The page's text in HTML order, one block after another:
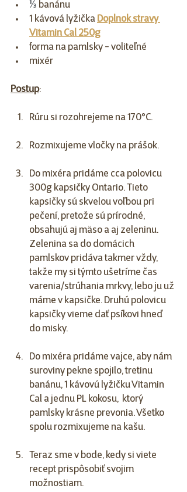
⅓ banánu
1 kávová lyžička Doplnok stravy
Vitamin Cal 250g
forma na pamlsky - voliteľné
mixér
Postup:
Rúru si rozohrejeme na 170°C.
Rozmixujeme vločky na prášok.
Do mixéra pridáme cca polovicu
300g kapsičky Ontario. Tieto
kapsičky sú skvelou voľbou pri
pečení, pretože sú prírodné,
obsahujú aj mäso a aj zeleninu.
Zelenina sa do domácich
pamlskov pridáva takmer vždy,
takže my si týmto ušetríme čas
varenia/strúhania mrkvy, lebo ju už
máme v kapsičke. Druhú polovicu
kapsičky vieme dať psíkovi hneď
do misky.
Do mixéra pridáme vajce, aby nám
suroviny pekne spojilo, tretinu
banánu, 1 kávovú lyžičku Vitamin
Cal a jednu PL kokosu,  ktorý
pamlsky krásne prevonia. Všetko
spolu rozmixujeme na kašu.
Teraz sme v bode, kedy si viete
recept prispôsobiť svojim
možnostiam.